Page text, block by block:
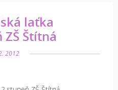
laťka
Štítná
2012